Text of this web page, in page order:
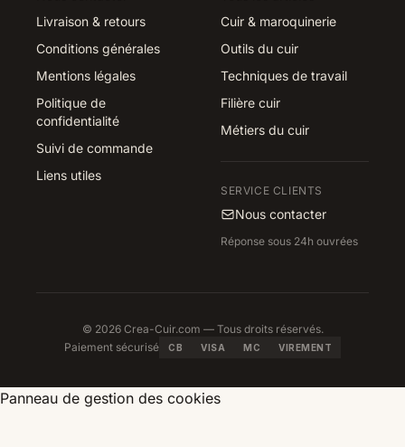
Livraison & retours
Conditions générales
Mentions légales
Politique de
confidentialité
Suivi de commande
Liens utiles
Cuir & maroquinerie
Outils du cuir
Techniques de travail
Filière cuir
Métiers du cuir
SERVICE CLIENTS
Nous contacter
Réponse sous 24h ouvrées
© 2026 Crea-Cuir.com — Tous droits réservés.
Paiement sécurisé
CB VISA MC VIREMENT
Panneau de gestion des cookies